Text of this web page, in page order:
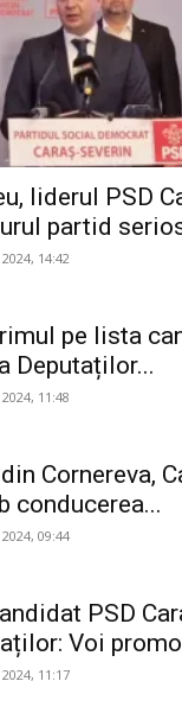
liderul PSD
partid
14:42
pe lista
Deputaților...
11:48
Cornereva,
conducerea...
09:44
PSD
Voi
11:17